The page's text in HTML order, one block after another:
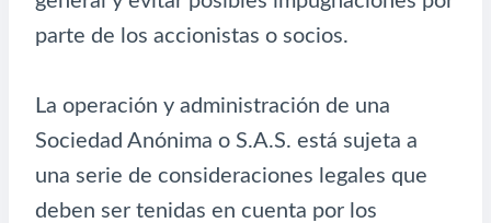
parte de los accionistas o socios.
La operación y administración de una
Sociedad Anónima o S.A.S. está sujeta a
una serie de consideraciones legales que
deben ser tenidas en cuenta por los